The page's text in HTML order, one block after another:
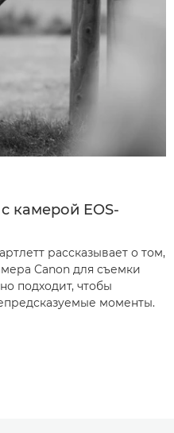
камерой EOS-
рассказывает о том,
Canon для съемки
подходит, чтобы
моменты.